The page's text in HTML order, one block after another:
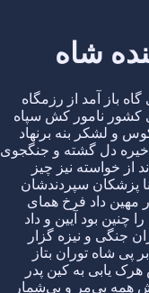
شاه
باز آمد از رزمگاه
نامور کش سپاه
و لشکر بنه برنهاد
دل گشته و جنگجوی
از خواسته نیز چیز
پزشکان سپردندشان
مهین داد فرخ همای
چنین بود آیین و داد
جنگی و نیزه گزار
پی شاه توران بتاز
یابی به کین پدر
همه بی‌مر و بی‌شمار